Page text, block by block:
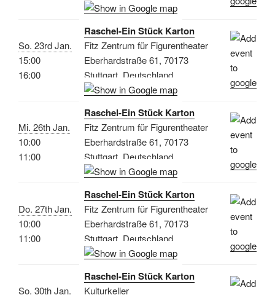
So. 23rd Jan.
15:00
16:00
Raschel-Ein Stück Karton
Fitz Zentrum für Figurentheater
Eberhardstraße 61, 70173
Stuttgart, Deutschland
Mi. 26th Jan.
10:00
11:00
Raschel-Ein Stück Karton
Fitz Zentrum für Figurentheater
Eberhardstraße 61, 70173
Stuttgart, Deutschland
Do. 27th Jan.
10:00
11:00
Raschel-Ein Stück Karton
Fitz Zentrum für Figurentheater
Eberhardstraße 61, 70173
Stuttgart, Deutschland
So. 30th Jan.
Raschel-Ein Stück Karton
Kulturkeller